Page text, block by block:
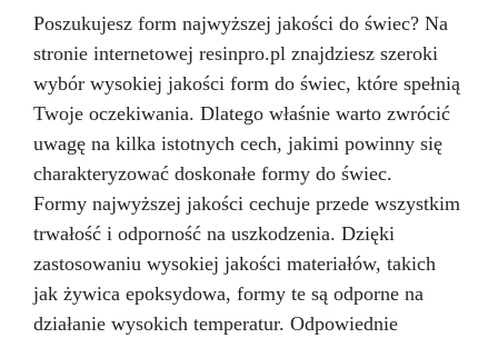
Wybieramy materiały za Ciebie i dostarczamy
instrukcje, ale pozostawiamy Ci zabawę i
kreatywność potrzebne do stworzenia małych
arcydzieł do wystawienia w domu lub
podarowania najbliższym
Jesteś gotowy na
stworzenie naprawdę unikalnych świeczek?
Spędź relaksujący czas z rodziną, tworząc coś
tylko dla siebie
Aby uzyskać optymalny
efekt, zalecamy wymieszanie alginatu z zimną
wodą za pomocą miksera kuchennego i
mieszanie przez 45-60 sekund. Potrząśnij
wiadrem, aby usunąć ewentualne pęcherzyki
powietrza, a następnie zanurzaj ręce, aż alginat
nie zmieni koloru na biały.
Poszukujesz form najwyższej jakości do świec? Na
stronie internetowej resinpro.pl znajdziesz szeroki
wybór wysokiej jakości form do świec, które spełnią
Twoje oczekiwania. Dlatego właśnie warto zwrócić
uwagę na kilka istotnych cech, jakimi powinny się
charakteryzować doskonałe formy do świec.
Formy najwyższej jakości cechuje przede wszystkim
trwałość i odporność na uszkodzenia. Dzięki
zastosowaniu wysokiej jakości materiałów, takich
jak żywica epoksydowa, formy te są odporne na
działanie wysokich temperatur. Odpowiednie